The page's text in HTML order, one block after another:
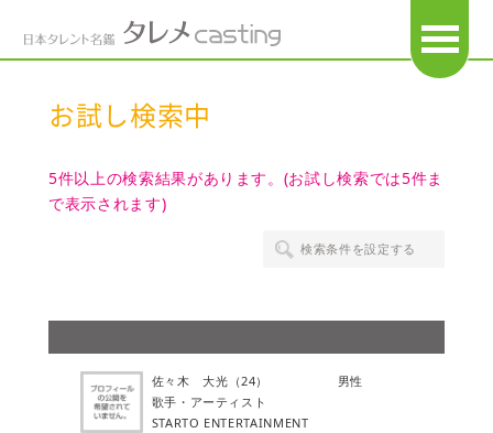
お試し検索中
5件以上の検索結果があります。(お試し検索では5件ま
で表示されます)
検索条件を設定する
佐々木 大光 （24）
男性
歌手・アーティスト
STARTO ENTERTAINMENT